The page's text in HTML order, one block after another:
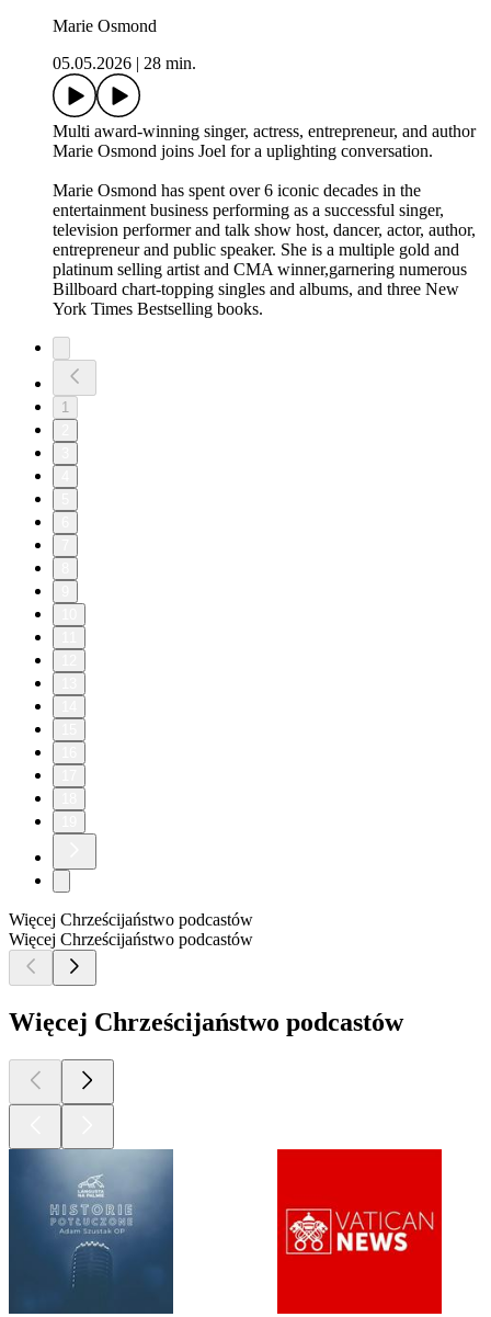
Marie Osmond
05.05.2026
28 min.
Multi award-winning singer, actress, entrepreneur, and author
Marie Osmond joins Joel for a uplighting conversation.
Marie Osmond has spent over 6 iconic decades in the
entertainment business performing as a successful singer,
television performer and talk show host, dancer, actor, author,
entrepreneur and public speaker. She is a multiple gold and
platinum selling artist and CMA winner,garnering numerous
Billboard chart-topping singles and albums, and three New
York Times Bestselling books.
1
Więcej Chrześcijaństwo podcastów
Więcej Chrześcijaństwo podcastów
Więcej Chrześcijaństwo podcastów